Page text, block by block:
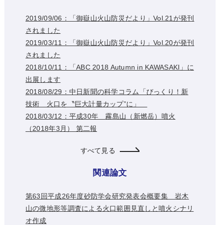
2019/09/06：「御嶽山火山防災だより」Vol.21が発刊
されました
2019/03/11：「御嶽山火山防災だより」Vol.20が発刊
されました
2018/10/11：「ABC 2018 Autumn in KAWASAKI」に
出展します
2018/08/29：中日新聞の科学コラム「びっくり！新
技術 火口を〝巨大計量カップ”に」
2018/03/12：平成30年 霧島山（新燃岳）噴火
（2018年3月） 第二報
すべて見る
関連論文
第63回平成26年度砂防学会研究発表会概要集 岩木
山の微地形等調査による火口範囲見直しと噴火シナリ
オ作成